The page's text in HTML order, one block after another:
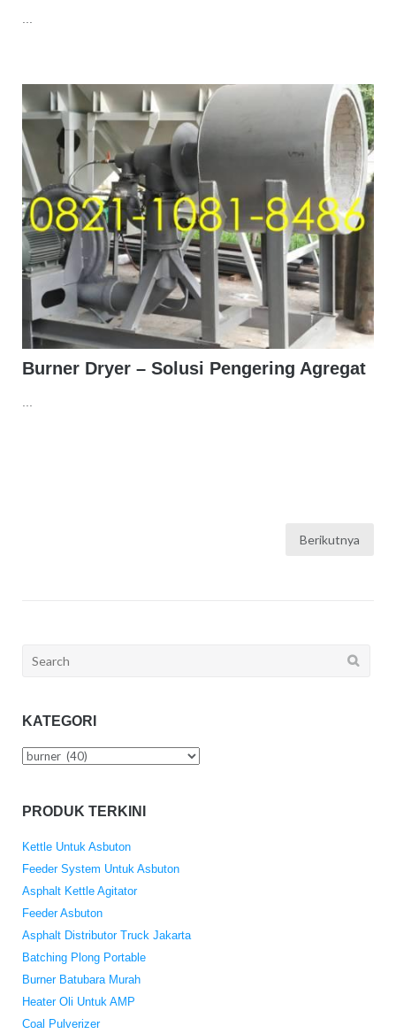
Burner Dryer – Solusi Pengering Agregat
Berikutnya
Search
KATEGORI
Kategori
PRODUK TERKINI
Kettle Untuk Asbuton
Feeder System Untuk Asbuton
Asphalt Kettle Agitator
Feeder Asbuton
Asphalt Distributor Truck Jakarta
Batching Plong Portable
Burner Batubara Murah
Heater Oli Untuk AMP
Coal Pulverizer